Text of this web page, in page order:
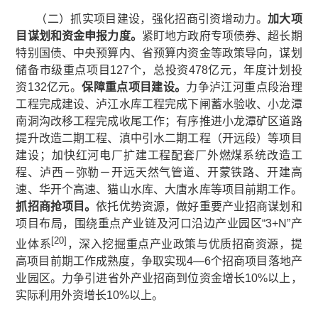
（二）抓实项目建设，强化招商引资增动力。 加大项
目谋划和资金申报力度。 紧盯地方政府专项债券、超长期
特别国债、中央预算内、省预算内资金等政策导向，谋划
储备市级重点项目127个，总投资478亿元，年度计划投
资132亿元。保障重点项目建设。 力争泸江河重点段治理
工程完成建设、泸江水库工程完成下闸蓄水验收、小龙潭
南洞沟改移工程完成收尾工作；有序推进小龙潭矿区道路
提升改造二期工程、滇中引水二期工程（开远段）等项目
建设；加快红河电厂扩建工程配套厂外燃煤系统改造工
程、泸西－弥勒－开远天然气管道、开蒙铁路、开建高
速、华开个高速、猫山水库、大唐水库等项目前期工作。
抓招商抢项目。依托优势资源，做好重要产业招商谋划和
项目布局，围绕重点产业链及河口沿边产业园区“3+N”产
业体系 [20] ，深入挖掘重点产业政策与优质招商资源，提
高项目前期工作成熟度，争取实现4—6个招商项目落地产
业园区。力争引进省外产业招商到位资金增长10%以上，
实际利用外资增长10%以上。